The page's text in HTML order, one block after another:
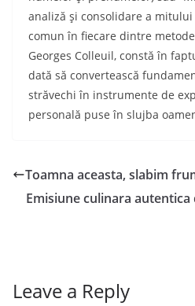
analiză şi consolidare a
comun în fiecare dintre
Georges Colleuil, constă în
dată să convertească
străvechi în instrumente de
personală puse în slujba
Toamna aceasta, slabim
Emisiune culinara
Leave a Reply